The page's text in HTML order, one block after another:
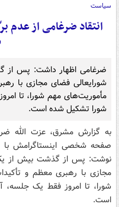
سیاست
انتقاد ضرغامی از عدم
ضرغامی اظهار داشت: پس از
شورایعالی فضای مجازی با
مأموریت‌های مهم شورا، تا
شورا تشکیل شده است.
به گزارش مشرق، عزت الله
صفحه شخصی اینستاگرامش با
نوشت: پس از گذشت بیش از یک
مجازی با رهبری معظم و
شورا، تا امروز فقط یک جلسه،
است.